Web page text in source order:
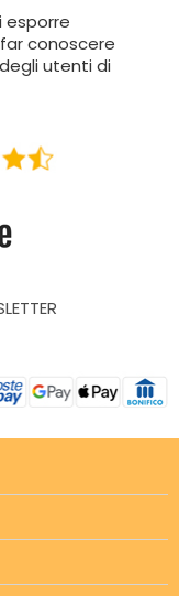
esporre
conoscere
utenti di